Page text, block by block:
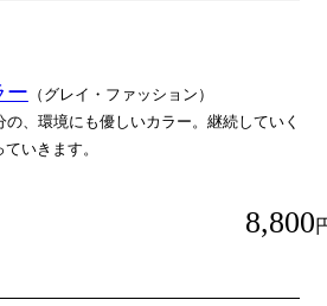
ー （グレイ・ファッション）
、環境にも優しいカラー。継続していく
いきます。
8,800